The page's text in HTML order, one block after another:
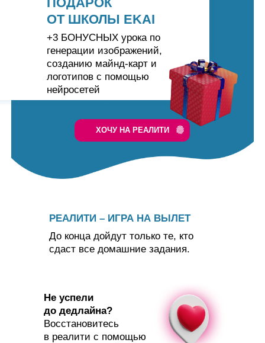
ХОЧУ НА РЕАЛИТИ
ОТ ШКОЛЫ EKAI
+3 БОНУСНЫХ урока по
генерации изображений,
созданию майнд-карт и
логотипов с помощью
нейросетей
РЕАЛИТИ – ИГРА НА ВЫЛЕТ
До конца дойдут только те, кто
сдаст все домашние задания.
Не успели
до дедлайна?
Восстановитесь
в реалити с помощью